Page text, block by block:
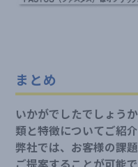
まとめ
いかがでしたでしょう
類と特徴についてご紹介
弊社では、お客様の課